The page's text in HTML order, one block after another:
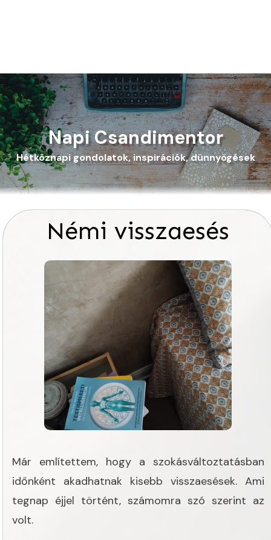
Napi Csandimentor
Hétköznapi gondolatok, inspirációk, dünnyögések
Némi visszaesés
Már említettem, hogy a szokásváltoztatásban
időnként akadhatnak kisebb visszaesések. Ami
tegnap éjjel történt, számomra szó szerint az
volt.